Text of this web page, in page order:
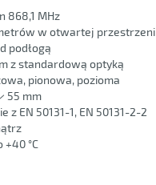
868,1 MHz
w otwartej przestrzeni
podłogą
z standardową optyką
pionowa, pozioma
55 mm
z EN 50131-1, EN 50131-2-2
+40 °C